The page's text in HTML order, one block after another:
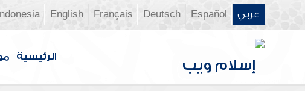
عربي Español
Deutsch
Français
English
Indonesia
الرئيسية